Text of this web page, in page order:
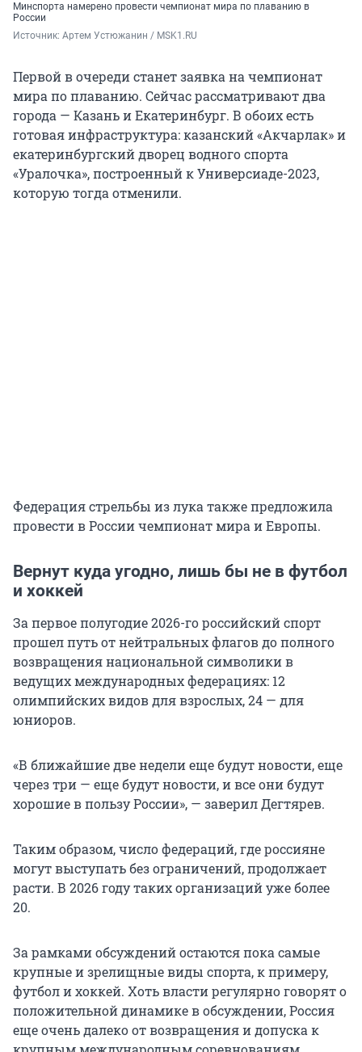
Минспорта намерено провести чемпионат мира по плаванию в
России
Источник: Артем Устюжанин / MSK1.RU
Первой в очереди станет заявка на чемпионат
мира по плаванию. Сейчас рассматривают два
города — Казань и Екатеринбург. В обоих есть
готовая инфраструктура: казанский «Акчарлак» и
екатеринбургский дворец водного спорта
«Уралочка», построенный к Универсиаде-2023,
которую тогда отменили.
Федерация стрельбы из лука также предложила
провести в России чемпионат мира и Европы.
Вернут куда угодно, лишь бы не в футбол
и хоккей
За первое полугодие 2026-го российский спорт
прошел путь от нейтральных флагов до полного
возвращения национальной символики в
ведущих международных федерациях: 12
олимпийских видов для взрослых, 24 — для
юниоров.
«В ближайшие две недели еще будут новости, еще
через три — еще будут новости, и все они будут
хорошие в пользу России», — заверил Дегтярев.
Таким образом, число федераций, где россияне
могут выступать без ограничений, продолжает
расти. В 2026 году таких организаций уже более
20.
За рамками обсуждений остаются пока самые
крупные и зрелищные виды спорта, к примеру,
футбол и хоккей. Хоть власти регулярно говорят о
положительной динамике в обсуждении, Россия
еще очень далеко от возвращения и допуска к